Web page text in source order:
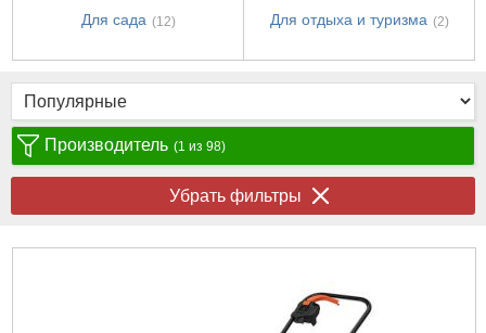
Для сада (12) Для отдыха и туризма (2)
Производитель (1 из 98)
Убрать фильтры